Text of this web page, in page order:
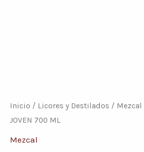
Inicio / Licores y Destilados / Mezcal
JOVEN 700 ML
Mezcal
JOVEN
700
ML